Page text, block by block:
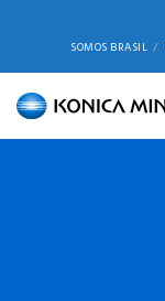
SOMOS BRASIL